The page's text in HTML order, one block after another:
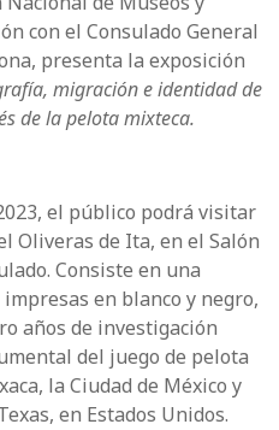
con el Consulado General
presenta la exposición
migración e identidad de
de la pelota mixteca.
el público podrá visitar
Oliveras de Ita, en el Salón
Consiste en una
en blanco y negro,
años de investigación
del juego de pelota
la Ciudad de México y
en Estados Unidos.